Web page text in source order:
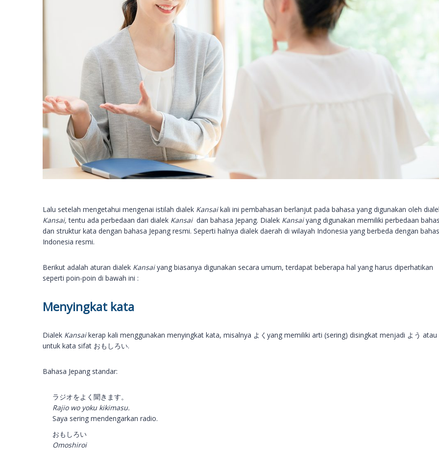
Lalu setelah mengetahui mengenai istilah dialek Kansaikali ini pembahasan berlanjut pada bahasa yang digunakan oleh
Kansai,tentu ada perbedaan dari dialek Kansai dan bahasa Jepang. Dialek Kansaiyang digunakan memiliki perbedaan
dan struktur kata dengan bahasa Jepang resmi. Seperti halnya dialek daerah di wilayah Indonesia yang berbeda dengan
Indonesia resmi.
Berikut adalah aturan dialek Kansaiyang biasanya digunakan secara umum, terdapat beberapa hal yang harus diperhatikan
seperti poin-poin di bawah ini :
Menyingkat kata
Dialek Kansaikerap kali menggunakan menyingkat kata, misalnya よくyang memiliki arti (sering) disingkat menjadi よう atau
untuk kata sifat おもしろい.
Bahasa Jepang standar:
ラジオをよく聞きます。
Rajio wo yoku kikimasu.
Saya sering mendengarkan radio.
おもしろい
Omoshiroi